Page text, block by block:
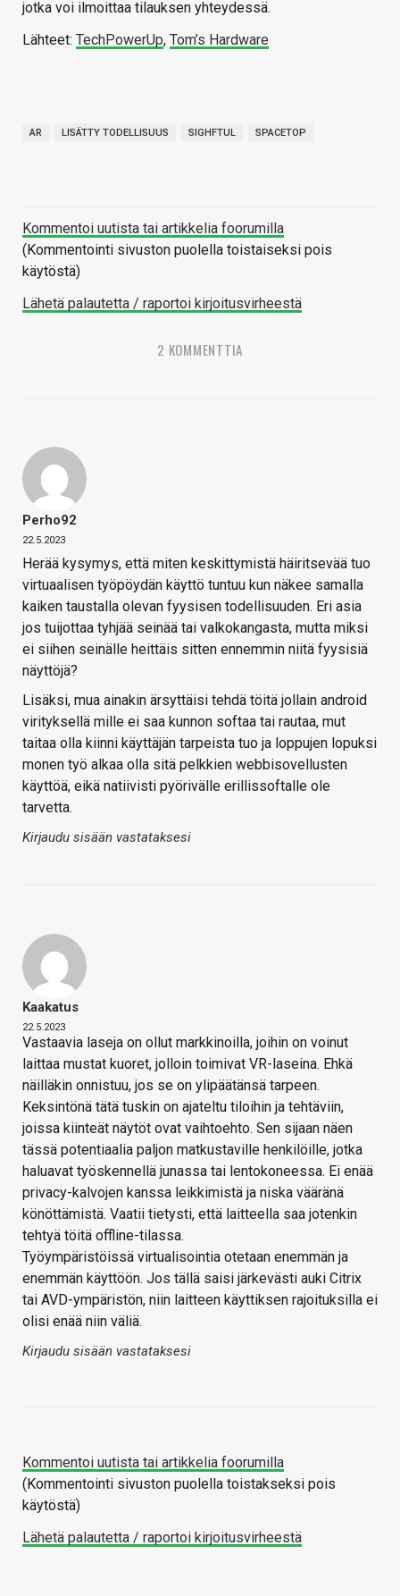
jotka voi ilmoittaa tilauksen yhteydessä.
Lähteet: TechPowerUp, Tom’s Hardware
AR LISÄTTY TODELLISUUS SIGHFTUL SPACETOP
Kommentoi uutista tai artikkelia foorumilla
(Kommentointi sivuston puolella toistaiseksi pois
käytöstä)
Lähetä palautetta / raportoi kirjoitusvirheestä
2 KOMMENTTIA
Perho92
22.5.2023
Herää kysymys, että miten keskittymistä häiritsevää tuo
virtuaalisen työpöydän käyttö tuntuu kun näkee samalla
kaiken taustalla olevan fyysisen todellisuuden. Eri asia
jos tuijottaa tyhjää seinää tai valkokangasta, mutta miksi
ei siihen seinälle heittäis sitten ennemmin niitä fyysisiä
näyttöjä?
Lisäksi, mua ainakin ärsyttäisi tehdä töitä jollain android
virityksellä mille ei saa kunnon softaa tai rautaa, mut
taitaa olla kiinni käyttäjän tarpeista tuo ja loppujen lopuksi
monen työ alkaa olla sitä pelkkien webbisovellusten
käyttöä, eikä natiivisti pyörivälle erillissoftalle ole
tarvetta.
Kirjaudu sisään vastataksesi
Kaakatus
22.5.2023
Vastaavia laseja on ollut markkinoilla, joihin on voinut
laittaa mustat kuoret, jolloin toimivat VR-laseina. Ehkä
näilläkin onnistuu, jos se on ylipäätänsä tarpeen.
Keksintönä tätä tuskin on ajateltu tiloihin ja tehtäviin,
joissa kiinteät näytöt ovat vaihtoehto. Sen sijaan näen
tässä potentiaalia paljon matkustaville henkilöille, jotka
haluavat työskennellä junassa tai lentokoneessa. Ei enää
privacy-kalvojen kanssa leikkimistä ja niska vääränä
könöttämistä. Vaatii tietysti, että laitteella saa jotenkin
tehtyä töitä offline-tilassa.
Työympäristöissä virtualisointia otetaan enemmän ja
enemmän käyttöön. Jos tällä saisi järkevästi auki Citrix
tai AVD-ympäristön, niin laitteen käyttiksen rajoituksilla ei
olisi enää niin väliä.
Kirjaudu sisään vastataksesi
Kommentoi uutista tai artikkelia foorumilla
(Kommentointi sivuston puolella toistakseksi pois
käytöstä)
Lähetä palautetta / raportoi kirjoitusvirheestä